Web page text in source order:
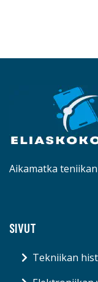
Aikamatka
SIVUT
Tekniikan